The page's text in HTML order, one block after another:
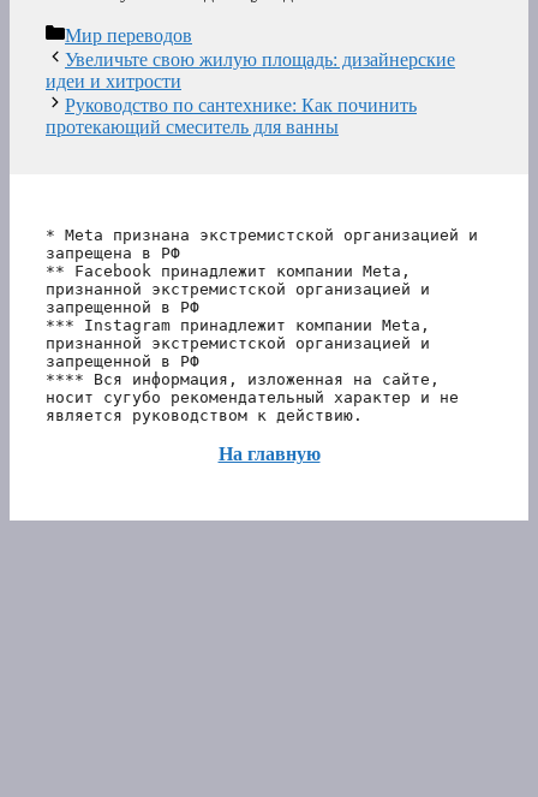
Рубрики
Мир переводов
Увеличьте свою жилую площадь: дизайнерские
идеи и хитрости
Руководство по сантехнике: Как починить
протекающий смеситель для ванны
* Meta признана экстремистской организацией и
запрещена в РФ
** Facebook принадлежит компании Meta,
признанной экстремистской организацией и
запрещенной в РФ
*** Instagram принадлежит компании Meta,
признанной экстремистской организацией и
запрещенной в РФ
**** Вся информация, изложенная на сайте,
носит сугубо рекомендательный характер и не
является руководством к действию.
На главную